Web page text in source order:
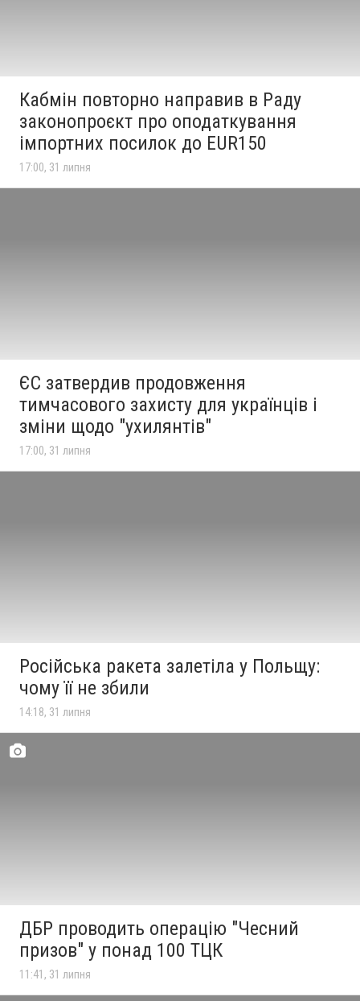
Кабмін повторно направив в Раду
законопроєкт про оподаткування
імпортних посилок до EUR150
17:00, 31 липня
ЄС затвердив продовження
тимчасового захисту для українців і
зміни щодо "ухилянтів"
17:00, 31 липня
Російська ракета залетіла у Польщу:
чому її не збили
14:18, 31 липня
ДБР проводить операцію "Чесний
призов" у понад 100 ТЦК
11:41, 31 липня